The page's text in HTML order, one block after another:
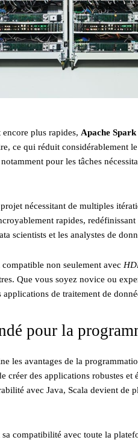
plus rapides, Apache Spark
ce qui réduit considérablement
pour les tâches
nécessitant de multiples
rapides,
scientists et les analystes de
non seulement avec
Que vous soyez novice ou
de traitement de
pour la
les avantages de la
créer des applications robustes
avec Java, Scala devient
sa compatibilité avec toute la